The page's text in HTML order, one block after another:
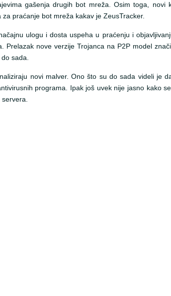
gašenja drugih bot mreža. Osim toga, novi
praćanje bot mreža kakav je ZeusTracker.
ulogu i dosta uspeha u praćenju i
Prelazak nove verzije Trojanca na P2P model
sada.
novi malver. Ono što su do sada videli je
programa. Ipak još uvek nije jasno kako
servera.